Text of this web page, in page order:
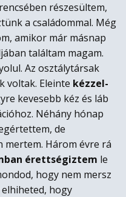
részesültem,
a családommal. Még
amikor már másnap
találtam magam.
Az osztálytársak
voltak. Eleinte kézzel-
kevesebb kéz és láb
Néhány hónap
de
mertem. Három évre rá
érettségiztem le
hogy nem mersz
hogy